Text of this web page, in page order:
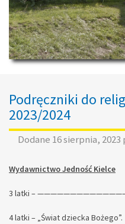
Podręczniki do
2023/2024
Dodane 16 sierpnia, 2023
Wydawnictwo Jedność Kielce
3 latki –
4 latki – „Świat dziecka Bożego”.